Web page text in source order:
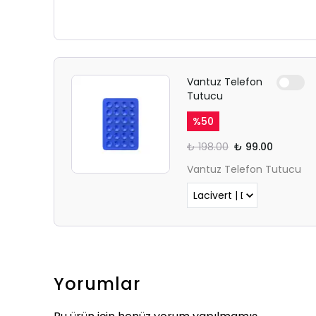
Vantuz Telefon
Tutucu
%50
₺ 198.00 ₺ 99.00
Vantuz Telefon Tutucu
Yorumlar